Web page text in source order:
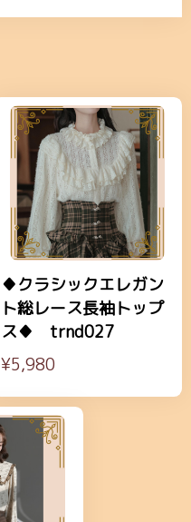
♦クラシックエレガン
ト総レース長袖トップ
ス♦ trnd027
¥5,980